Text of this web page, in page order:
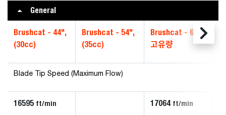
General
Brushcat - 44",
(30cc)
Brushcat - 54",
(35cc)
Brushcat - 66",
고유량
Blade Tip Speed (Maximum Flow)
16595 ft/min 17064 ft/min